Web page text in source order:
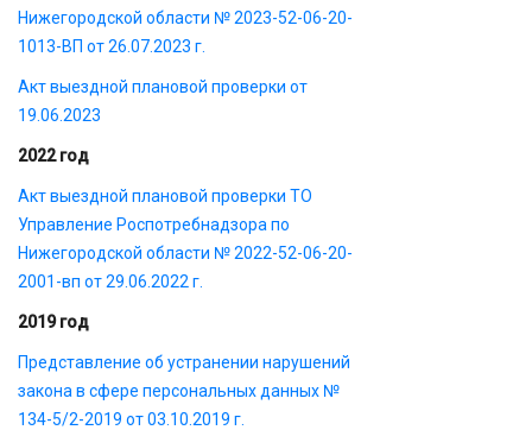
Нижегородской области № 2023-52-06-20-
1013-ВП от 26.07.2023 г.
Акт выездной плановой проверки от
19.06.2023
2022 год
Акт выездной плановой проверки ТО
Управление Роспотребнадзора по
Нижегородской области № 2022-52-06-20-
2001-вп от 29.06.2022 г.
2019 год
Представление об устранении нарушений
закона в сфере персональных данных №
134-5/2-2019 от 03.10.2019 г.